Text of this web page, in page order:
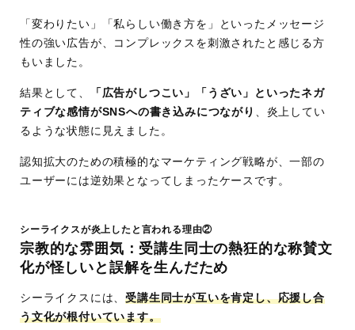
「変わりたい」「私らしい働き方を」といったメッセージ
性の強い広告が、コンプレックスを刺激されたと感じる方
もいました。
結果として、
「広告がしつこい」「うざい」といったネガ
ティブな感情がSNSへの書き込みにつながり
、炎上してい
るような状態に見えました。
認知拡大のための積極的なマーケティング戦略が、一部の
ユーザーには逆効果となってしまったケースです。
シーライクスが炎上したと言われる理由②
宗教的な雰囲気：受講生同士の熱狂的な称賛文
化が怪しいと誤解を生んだため
シーライクスには、受講生同士が互いを肯定し、応援し合
う文化が根付いています。